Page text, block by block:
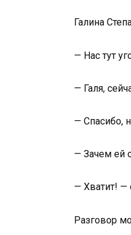
Галина
— Нас тут
— Галя,
— Спасибо,
— Зачем ей
— Хватит! —
Разговор